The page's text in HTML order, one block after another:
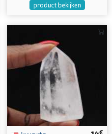
product bekijken
€